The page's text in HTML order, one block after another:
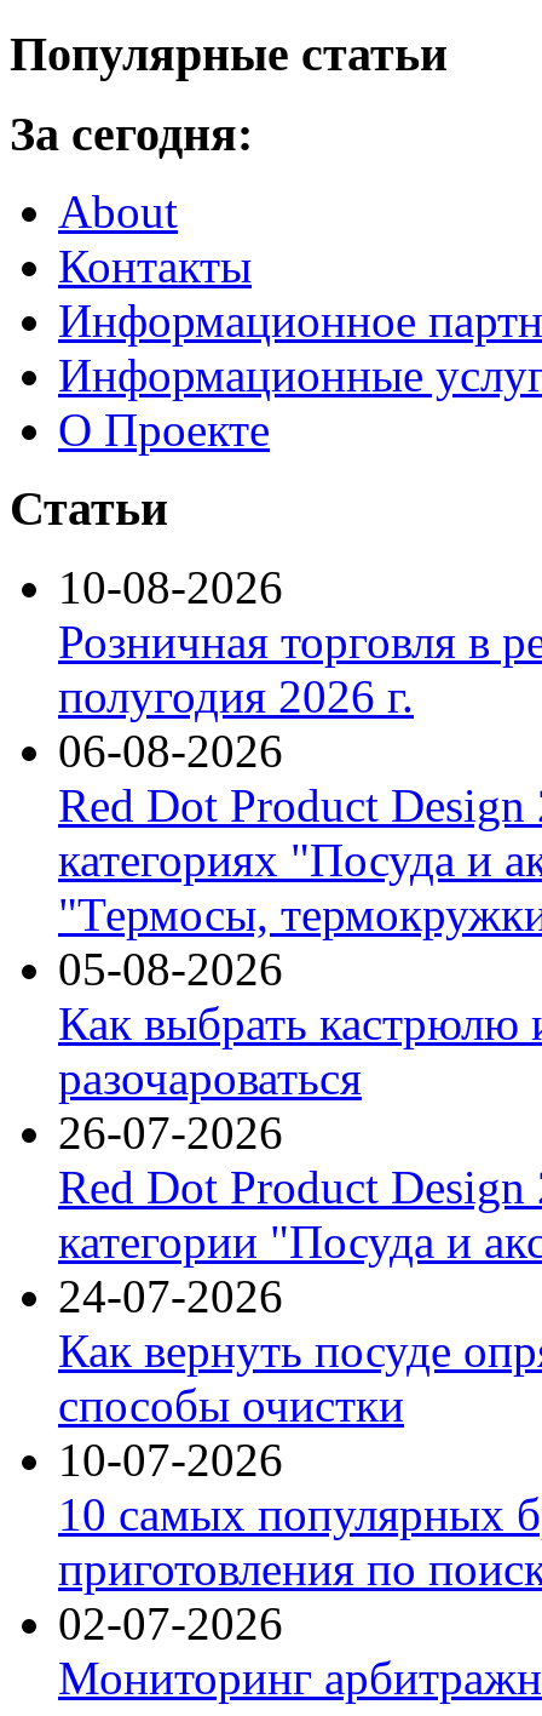
Популярные статьи
За сегодня:
About
Контакты
Информационное
Информационные
О Проекте
Статьи
10-08-2026
Розничная торговля в
полугодия 2026 г.
06-08-2026
Red Dot Product Design
категориях "Посуда и
"Термосы,
05-08-2026
Как выбрать кастрюлю
разочароваться
26-07-2026
Red Dot Product Design
категории "Посуда и
24-07-2026
Как вернуть посуде
способы очистки
10-07-2026
10 самых популярных
приготовления по
02-07-2026
Мониторинг